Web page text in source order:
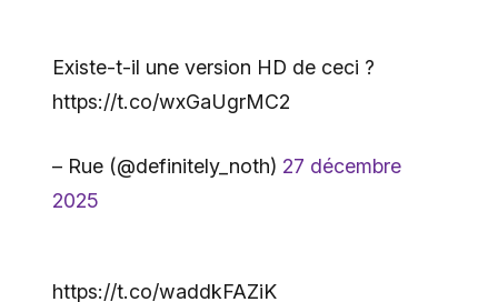
Existe-t-il une version HD de ceci ?
https://t.co/wxGaUgrMC2
– Rue (@definitely_noth) 27 décembre
2025
https://t.co/waddkFAZiK